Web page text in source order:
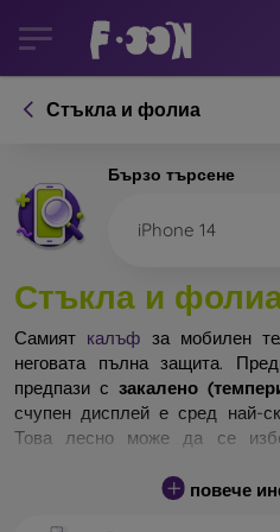
Стъкла и фолиа
Бързо търсене
iPhone 14
Стъкла и
Самият калъф за мобилен
неговата пълна защита.
предпази с закалено
счупен дисплей е сред най-
Това лесно може да се
Неразбиваемо стъкло за
повече